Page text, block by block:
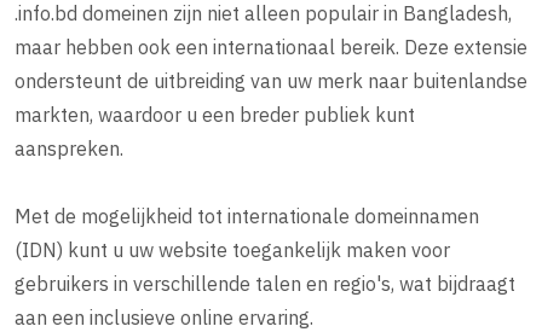
.info.bd domeinen zijn niet alleen populair in Bangladesh,
maar hebben ook een internationaal bereik. Deze extensie
ondersteunt de uitbreiding van uw merk naar buitenlandse
markten, waardoor u een breder publiek kunt
aanspreken.
Met de mogelijkheid tot internationale domeinnamen
(IDN) kunt u uw website toegankelijk maken voor
gebruikers in verschillende talen en regio's, wat bijdraagt
aan een inclusieve online ervaring.